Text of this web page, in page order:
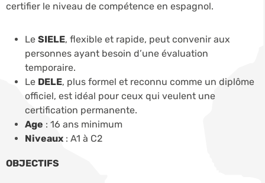
certifier le niveau de compétence en espagnol.
Le SIELE, flexible et rapide, peut convenir aux
personnes ayant besoin d’une évaluation
temporaire.
Le DELE, plus formel et reconnu comme un diplôme
officiel, est idéal pour ceux qui veulent une
certification permanente.
Age : 16 ans minimum
Niveaux : A1 à C2
OBJECTIFS